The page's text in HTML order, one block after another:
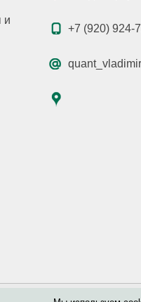
и
+7 (920) 924-